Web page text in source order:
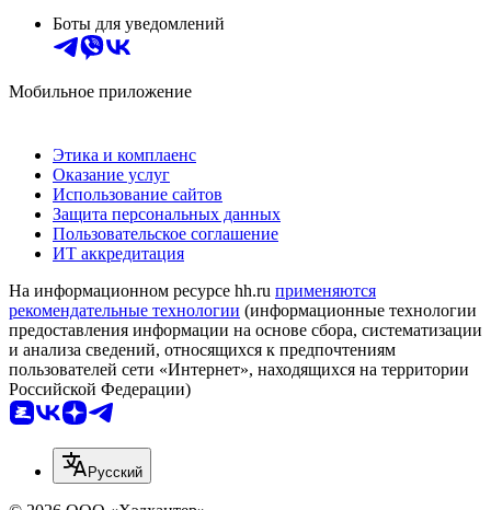
Боты для уведомлений
Мобильное приложение
Этика и комплаенс
Оказание услуг
Использование сайтов
Защита персональных данных
Пользовательское соглашение
ИТ аккредитация
На информационном ресурсе hh.ru применяются
рекомендательные технологии (информационные технологии
предоставления информации на основе сбора, систематизации
и анализа сведений, относящихся к предпочтениям
пользователей сети «Интернет», находящихся на территории
Российской Федерации)
Русский